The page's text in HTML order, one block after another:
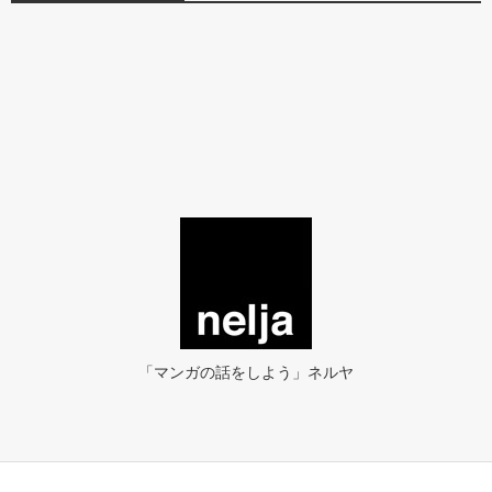
「マンガの話をしよう」ネルヤ